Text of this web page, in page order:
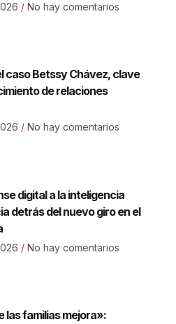
No hay comentarios
caso Betssy Chávez, clave
de relaciones
No hay comentarios
digital a la inteligencia
detrás del nuevo giro en el
No hay comentarios
las familias mejora»: